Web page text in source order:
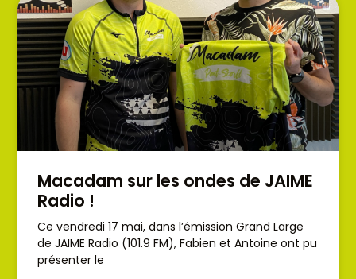
Macadam sur les ondes de JAIME
Radio !
Ce vendredi 17 mai, dans l’émission Grand Large
de JAIME Radio (101.9 FM), Fabien et Antoine ont pu
présenter le